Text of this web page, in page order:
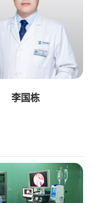
李国栋